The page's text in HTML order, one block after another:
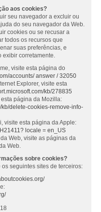
aos cookies?
seu navegador a excluir ou
do seu navegador da Web.
cookies ou se recusar a
todos os recursos que
suas preferências, e
exibir corretamente.
visite esta página do
accounts/ answer / 32050
Explorer, visite esta
kb/278835
página da Mozilla:
delete-cookies-remove-info-
visite esta página da Apple:
locale = en_US
Web, visite as páginas da
Web.
sobre cookies?
seguintes sites de terceiros: